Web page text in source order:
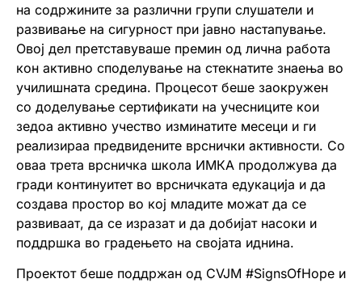
на содржините за различни групи слушатели и
развивање на сигурност при јавно настапување.
Овој дел претставуваше премин од лична работа
кон активно споделување на стекнатите знаења во
училишната средина. Процесот беше заокружен
со доделување сертификати на учесниците кои
зедоа активно учество изминатите месеци и ги
реализираа предвидените врснички активности. Со
оваа трета врсничка школа ИМКА продолжува да
гради континуитет во врсничката едукација и да
создава простор во кој младите можат да се
развиваат, да се изразат и да добијат насоки и
поддршка во градењето на својата иднина.
Проектот беше поддржан од CVJM #SignsOfHope и